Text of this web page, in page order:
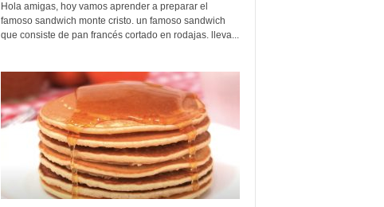
Hola amigas, hoy vamos aprender a preparar el
famoso sandwich monte cristo. un famoso sandwich
que consiste de pan francés cortado en rodajas. lleva...